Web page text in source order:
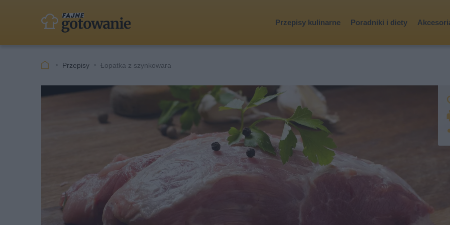
Przepisy kulinarne Poradniki i diety
Przepisy Łopatka z szynkowara